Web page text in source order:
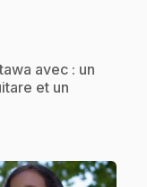
avec : un
et un